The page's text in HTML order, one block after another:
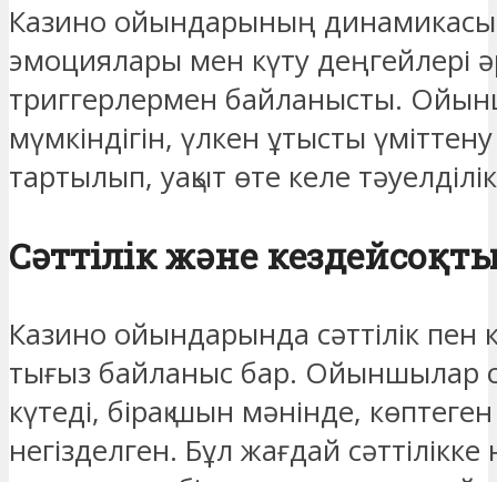
Казино ойындарының
эмоциялары мен күту деңгейлері
триггерлермен байланысты.
мүмкіндігін, үлкен ұтысты
тартылып, уақыт өте келе
Сәттілік және
Казино ойындарында сәттілік пен
тығыз байланыс бар. Ойыншылар
күтеді, бірақ шын мәнінде,
негізделген. Бұл жағдай сәттілікке